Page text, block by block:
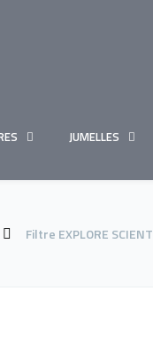
JUMELLES
Filtre EXPLORE